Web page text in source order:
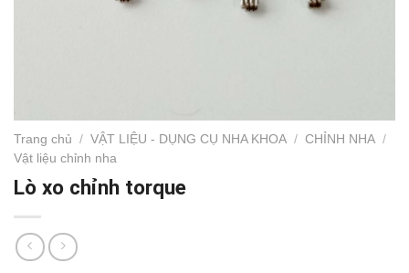
Trang chủ / VẬT LIỆU - DỤNG CỤ NHA KHOA / CHỈNH NHA /
Vật liệu chỉnh nha
Lò xo chỉnh torque